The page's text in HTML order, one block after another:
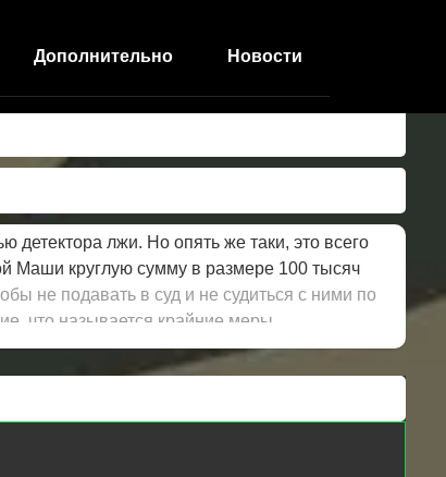
Дополнительно Новости
детектора лжи. Но опять же таки, это всего
Маши круглую сумму в размере 100 тысяч
не подавать в суд и не судиться с ними по
что называется крайние меры.